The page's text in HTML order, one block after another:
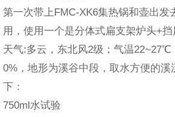
第一次带上FMC-XK6集热锅和壶出发
用，使用一个是分体式扁支架炉头+挡
天气:多云，东北风2级；气温22~27℃
0%，地形为溪谷中段，取水方便的溪
下：
750ml水试验